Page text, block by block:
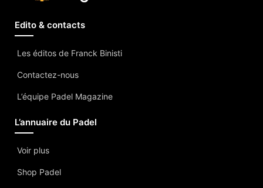
Edito & contacts
Les éditos de Franck Binisti
Contactez-nous
L’équipe Padel Magazine
L’annuaire du Padel
Voir plus
Shop Padel